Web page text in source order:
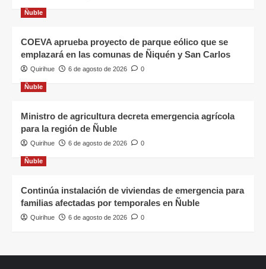
Ñuble
COEVA aprueba proyecto de parque eólico que se
emplazará en las comunas de Ñiquén y San Carlos
Quirihue 6 de agosto de 2026 0
Ñuble
Ministro de agricultura decreta emergencia agrícola
para la región de Ñuble
Quirihue 6 de agosto de 2026 0
Ñuble
Continúa instalación de viviendas de emergencia para
familias afectadas por temporales en Ñuble
Quirihue 6 de agosto de 2026 0